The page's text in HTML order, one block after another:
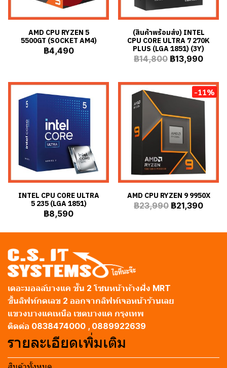
AMD CPU RYZEN 5
5500GT (SOCKET AM4)
฿4,490
(สินค้าพร้อมส่ง) INTEL
CPU CORE ULTRA 7 270K
PLUS (LGA 1851) (3Y)
฿14,800 ฿13,990
INTEL CPU CORE ULTRA
5 235 (LGA 1851)
฿8,590
-11%
AMD CPU RYZEN 9 9950X
฿23,990 ฿21,390
เดอะมอลล์บางแค ชั้น 2 โซนหน้าห้างฝั่ง MRT
ขึ้นลิฟท์กดเลข 2 ออกจากลิฟท์เจอหน้าร้านเลย
แขวงบางแคเหนือ เขตบางแค กรุงเทพ
ติดต่อ 0838474000 , 0889922639
รายละเอียดเพิ่มเติม